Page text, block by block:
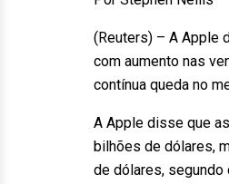
(Reuters) – A Apple
com aumento nas
contínua queda no
A Apple disse que
bilhões de dólares,
de dólares, segundo